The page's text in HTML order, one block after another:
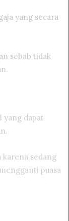
yang secara
sebab tidak
yang dapat
karena sedang
puasa